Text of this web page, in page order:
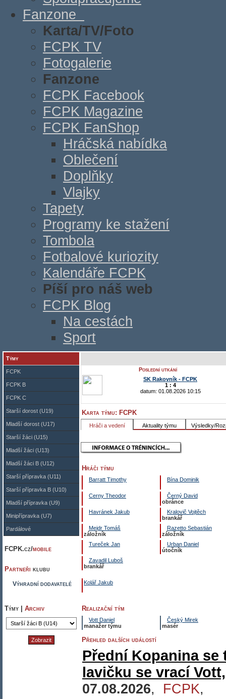
Fanzone
Karta/TV/Foto
FCPK TV
Fotogalerie
Fanzone
FCPK Facebook
FCPK Magazine
FCPK FanShop
Hráčská nabídka
Oblečení
Doplňky
Vlajky
Tapety
Programy ke stažení
Tombola
Fotbalové kuriozity
Kalendáře FCPK
Píší pro náš web
FCPK Blog
Na cestách
Sport
Týmy
FCPK
FCPK B
FCPK C
Starší dorost (U19)
Mladší dorost (U17)
Starší žáci (U15)
Mladší žáci (U13)
Mladší žáci B (U12)
Starší přípravka (U11)
Starší přípravka B (U10)
Mladší přípravka (U9)
Minipřípravka (U7)
Pardálové
FCPK.cz/mobile
Partneři klubu
Výhradní dodavatelé
Týmy | Archiv
Poslední utkání
SK Rakovník - FCPK
1 : 4
datum: 01.08.2026 10:15
Karta týmu: FCPK
Hráči a vedení Aktuality týmu Výsledky/
Hráči týmu
Barratt Timothy Bína Dominik
Cerny Theodor
Černý David
obránce
Havránek Jakub
Kralovič Vojtěch
brankář
Mejdr Tomáš
záložník
Razetto Sebastián
záložník
Tureček Jan
Urban Daniel
útočník
Zavadil Luboš
brankář
Kolář Jakub
Realizační tým
Vott Daniel
manažer týmu
Český Mirek
masér
Přehled dalších událostí
Přední Kopanina se
lavičku se vrací
07.08.2026, FCPK,